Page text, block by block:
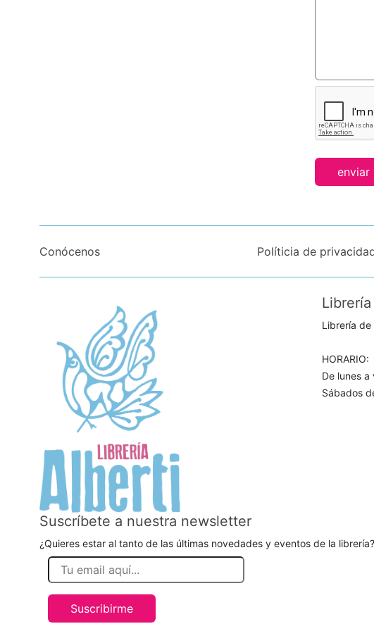
enviar
Conócenos Políticia de
Librería
HORARIO:
De lunes
Sábados
Suscríbete a nuestra newsletter
¿Quieres estar al tanto de las últimas novedades y eventos de la librería?
Suscribirme